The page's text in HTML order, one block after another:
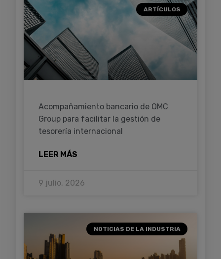
ARTÍCULOS
Acompañamiento bancario de OMC
Group para facilitar la gestión de
tesorería internacional
LEER MÁS
9 julio, 2026
NOTICIAS DE LA INDUSTRIA